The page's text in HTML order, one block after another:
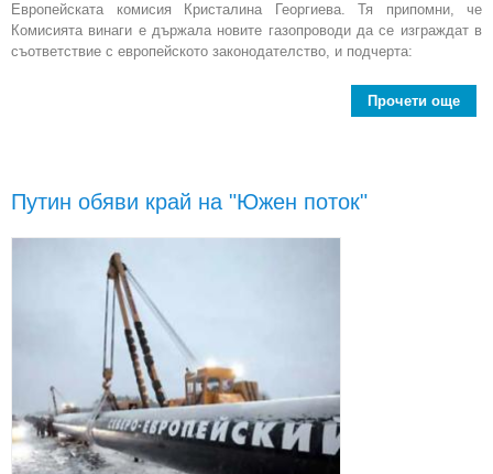
Европейската комисия Кристалина Георгиева. Тя припомни, че
Комисията винаги е държала новите газопроводи да се изграждат в
съответствие с европейското законодателство, и подчерта:
Прочети още
за
Путин обяви край на "Южен поток"